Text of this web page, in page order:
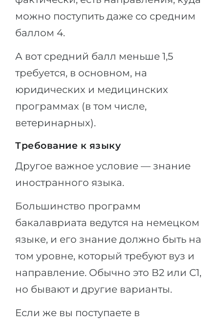
можно поступить даже со средним
баллом 4.
А вот средний балл меньше 1,5
требуется, в основном, на
юридических и медицинских
программах (в том числе,
ветеринарных).
Требование к языку
Другое важное условие — знание
иностранного языка.
Большинство программ
бакалавриата ведутся на немецком
языке, и его знание должно быть на
том уровне, который требуют вуз и
направление. Обычно это В2 или С1,
но бывают и другие варианты.
Если же вы поступаете в